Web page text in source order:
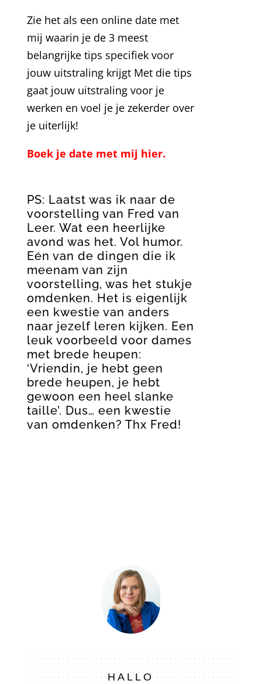
Zie het als een online date met
mij waarin je de 3 meest
belangrijke tips specifiek voor
jouw uitstraling krijgt Met die tips
gaat jouw uitstraling voor je
werken en voel je je zekerder over
je uiterlijk!
Boek je date met mij hier.
PS: Laatst was ik naar de
voorstelling van Fred van
Leer. Wat een heerlijke
avond was het. Vol humor.
Eén van de dingen die ik
meenam van zijn
voorstelling, was het stukje
omdenken. Het is eigenlijk
een kwestie van anders
naar jezelf leren kijken. Een
leuk voorbeeld voor dames
met brede heupen:
‘Vriendin, je hebt geen
brede heupen, je hebt
gewoon een heel slanke
taille’. Dus… een kwestie
van omdenken? Thx Fred!
HALLO